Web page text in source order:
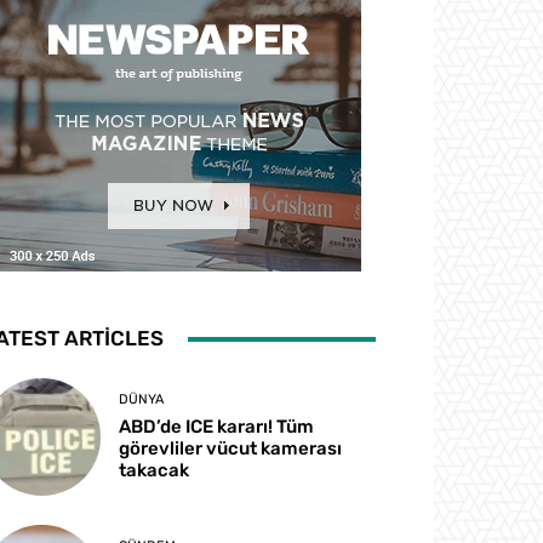
ARTICLES
DÜNYA
ABD’de ICE kararı! Tüm
görevliler vücut kamerası
takacak